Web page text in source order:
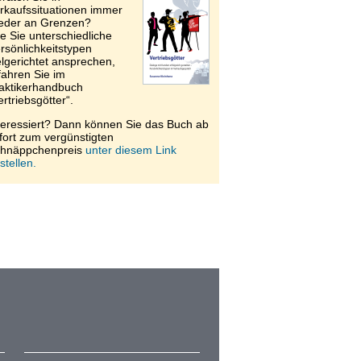
immer
an Grenzen?
Sie unterschiedliche
ansprechen,
Sie im
Dann können Sie das Buch ab
zum vergünstigten
unter diesem Link